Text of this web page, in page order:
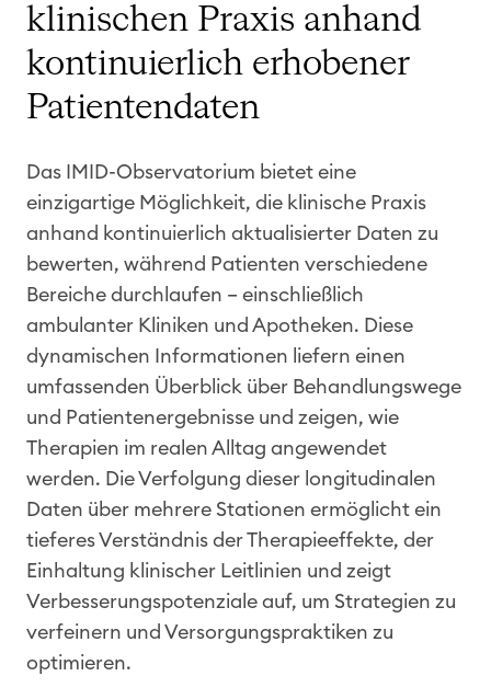
klinischen Praxis anhand
kontinuierlich erhobener
Patientendaten
Das IMID-Observatorium bietet eine
einzigartige Möglichkeit, die klinische Praxis
anhand kontinuierlich aktualisierter Daten zu
bewerten, während Patienten verschiedene
Bereiche durchlaufen – einschließlich
ambulanter Kliniken und Apotheken. Diese
dynamischen Informationen liefern einen
umfassenden Überblick über Behandlungswege
und Patientenergebnisse und zeigen, wie
Therapien im realen Alltag angewendet
werden. Die Verfolgung dieser longitudinalen
Daten über mehrere Stationen ermöglicht ein
tieferes Verständnis der Therapieeffekte, der
Einhaltung klinischer Leitlinien und zeigt
Verbesserungspotenziale auf, um Strategien zu
verfeinern und Versorgungspraktiken zu
optimieren.